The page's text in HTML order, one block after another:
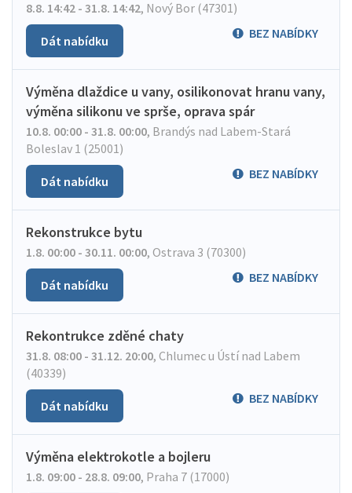
8.8. 14:42 - 31.8. 14:42, Nový Bor (47301)
BEZ NABÍDKY
Dát nabídku
Výměna dlaždice u vany, osilikonovat hranu vany,
výměna silikonu ve sprše, oprava spár
10.8. 00:00 - 31.8. 00:00, Brandýs nad Labem-Stará
Boleslav 1 (25001)
BEZ NABÍDKY
Dát nabídku
Rekonstrukce bytu
1.8. 00:00 - 30.11. 00:00, Ostrava 3 (70300)
BEZ NABÍDKY
Dát nabídku
Rekontrukce zděné chaty
31.8. 08:00 - 31.12. 20:00, Chlumec u Ústí nad Labem
(40339)
BEZ NABÍDKY
Dát nabídku
Výměna elektrokotle a bojleru
1.8. 09:00 - 28.8. 09:00, Praha 7 (17000)